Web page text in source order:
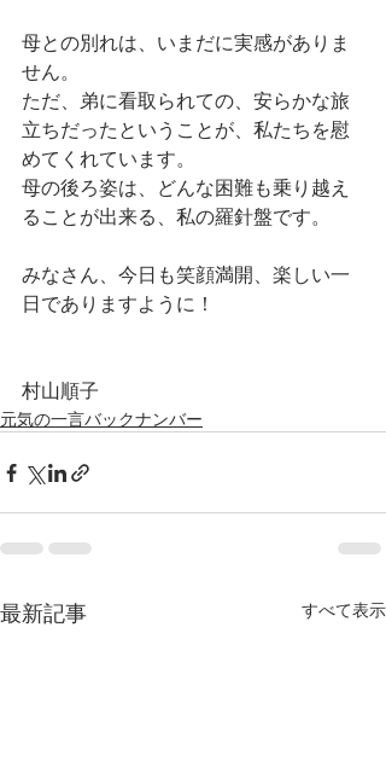
母との別れは、いまだに実感がありま
せん。
ただ、弟に看取られての、安らかな旅
立ちだったということが、私たちを慰
めてくれています。
母の後ろ姿は、どんな困難も乗り越え
ることが出来る、私の羅針盤です。
みなさん、今日も笑顔満開、楽しい一
日でありますように！
村山順子
元気の一言バックナンバー
最新記事 すべて表示